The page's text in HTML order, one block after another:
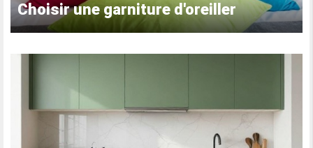
Choisir une garniture d'oreiller